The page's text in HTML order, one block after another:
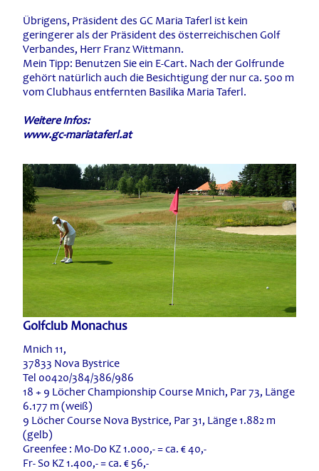
Übrigens, Präsident des GC Maria Taferl ist kein
geringerer als der Präsident des österreichischen Golf
Verbandes, Herr Franz Wittmann.
Mein Tipp: Benutzen Sie ein E-Cart. Nach der Golfrunde
gehört natürlich auch die Besichtigung der nur ca. 500 m
vom Clubhaus entfernten Basilika Maria Taferl.
Weitere Infos:
www.gc-mariataferl.at
Golfclub Monachus
Mnich 11,
37833 Nova Bystrice
Tel 00420/384/386/986
18 + 9 Löcher Championship Course Mnich, Par 73, Länge
6.177 m (weiß)
9 Löcher Course Nova Bystrice, Par 31, Länge 1.882 m
(gelb)
Greenfee : Mo-Do KZ 1.000,- = ca. € 40,-
Fr- So KZ 1.400,- = ca. € 56,-